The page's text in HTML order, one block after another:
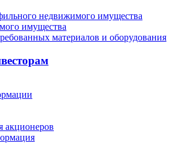
недвижимого имущества
имущества
материалов и оборудования
акционеров